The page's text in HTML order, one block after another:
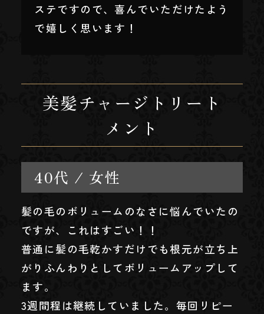
ステですので、喜んでいただけたよう
で嬉しく思います！
美髪チャージトリート
メント
40代 / 女性
髪の毛のボリュームのなさに悩んでいたの
ですが、これはすごい！！
普通に髪の毛乾かすだけでも根元が立ち上
がりふんわりとしてボリュームアップして
ます。
3週間程は継続していました。毎回リピー